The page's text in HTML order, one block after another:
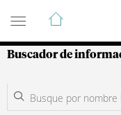
Guía de
Buscador de